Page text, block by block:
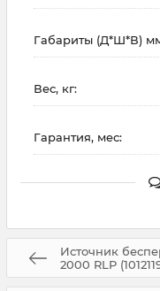
Габариты (Д*Ш*В)
Вес, кг:
Гарантия, мес:
Источник
2000 RLP